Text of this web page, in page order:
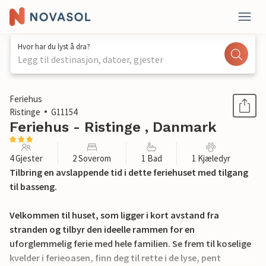
Hvor har du lyst å dra?
Legg til destinasjon, datoer, gjester
1 / 23
Feriehus
Ristinge
G11154
Feriehus - Ristinge , Danmark
4 Gjester 2 Soverom 1 Bad 1 Kjæledyr
Tilbring en avslappende tid i dette feriehuset med tilgang
til basseng.
Velkommen til huset, som ligger i kort avstand fra
stranden og tilbyr den ideelle rammen for en
uforglemmelig ferie med hele familien. Se frem til koselige
kvelder i ferieoasen, finn deg til rette i de lyse, pent